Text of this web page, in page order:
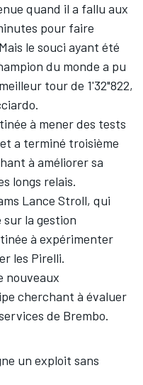
quand il a fallu aux
pour faire
le souci ayant été
du monde a pu
tour de 1'32"822,
à mener des tests
a terminé troisième
à améliorer sa
longs relais.
Lance Stroll, qui
la gestion
à expérimenter
les Pirelli.
nouveaux
cherchant à évaluer
de Brembo.
un exploit sans